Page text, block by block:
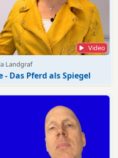
Video
Landgraf
Das Pferd als Spiegel